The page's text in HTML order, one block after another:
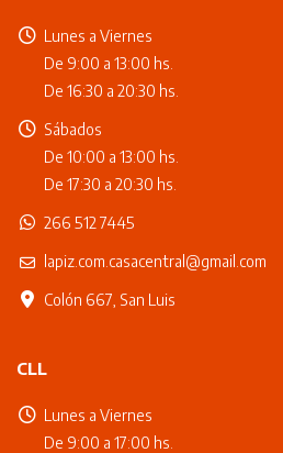
Lunes a Viernes
De 9:00 a 13:00 hs.
De 16:30 a 20:30 hs.
Sábados
De 10:00 a 13:00 hs.
De 17:30 a 20:30 hs.
266 512 7445
lapiz.com.casacentral@gmail.com
Colón 667, San Luis
CLL
Lunes a Viernes
De 9:00 a 17:00 hs.